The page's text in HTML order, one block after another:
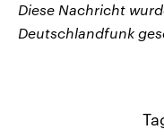
Diese Nachricht
Deutschlandfunk